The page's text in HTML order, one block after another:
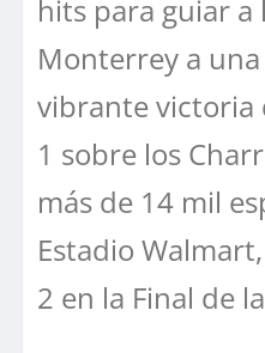
hits para guiar a
Monterrey a
vibrante victoria
1 sobre los
más de 14 mil
Estadio
2 en la Final de